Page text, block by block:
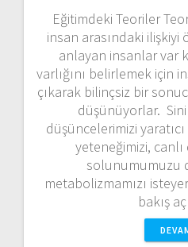
Eğitimdeki Teoriler
insan arasındaki ilişkiyi
anlayan insanlar var
varlığını belirlemek için
çıkarak bilinçsiz bir
düşünüyorlar.
düşüncelerimizi
yeteneğimizi, canlı
solunumumuzu
metabolizmamızı
bakış